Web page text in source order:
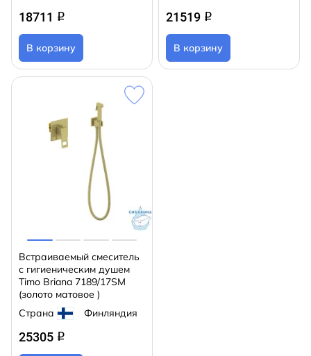
18711 q
В корзину
21519 q
В корзину
Встраиваемый смеситель
с гигиеническим душем
Timo Briana 7189/17SM
(золото матовое )
Страна
Финляндия
25305 q